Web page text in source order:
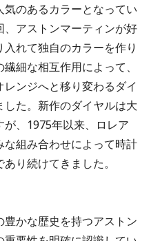
のあるカラーとなってい
、アストンマーティンが好
れて独自のカラーを作り
細な相互作用によって、
ンジへと移り変わるダイ
た。新作のダイヤルは大
、1975年以来、ロレア
組み合わせによって時計
り続けてきました。
かな歴史を持つアストン